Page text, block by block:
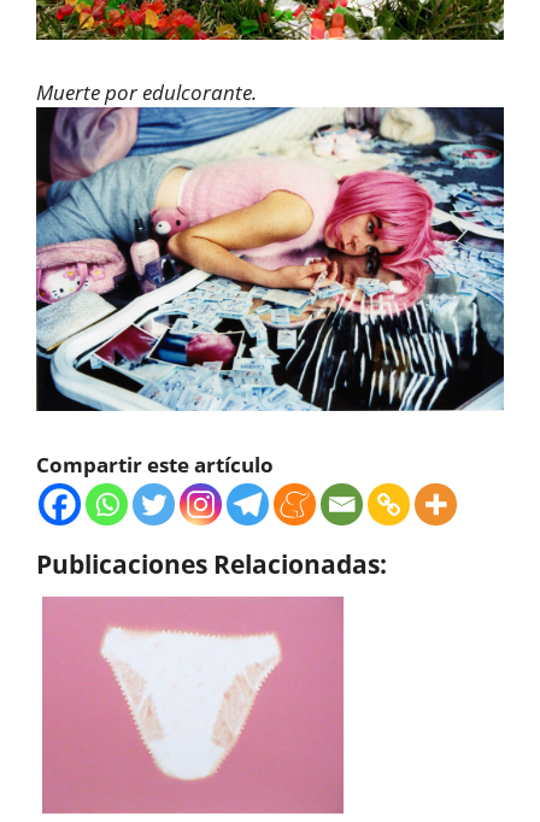
Muerte por edulcorante.
Compartir este artículo
Publicaciones Relacionadas: